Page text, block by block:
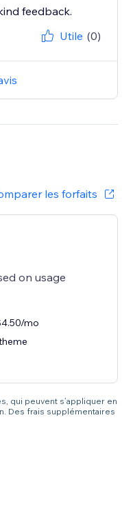
feedback.
Utile (0)
les forfaits
on usage
mo
qui peuvent s’appliquer en
Des frais supplémentaires